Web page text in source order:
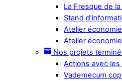
La Fresque de
Stand
Atelier
Atelier
Nos projets
Actions avec les
Vademecum